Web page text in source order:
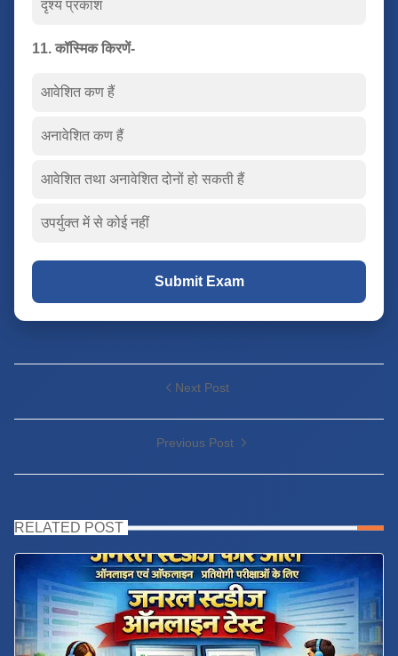
दृश्य प्रकाश
11. कॉस्मिक किरणें-
आवेशित कण हैं
अनावेशित कण हैं
आवेशित तथा अनावेशित दोनों हो सकती हैं
उपर्युक्त में से कोई नहीं
Submit Exam
Next Post
Previous Post
RELATED POST